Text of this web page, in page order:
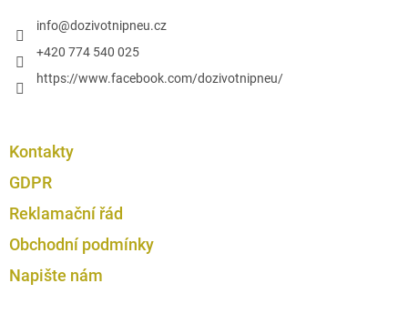
info@dozivotnipneu.cz
+420 774 540 025
https://www.facebook.com/dozivotnipneu/
Kontakty
GDPR
Reklamační řád
Obchodní podmínky
Napište nám